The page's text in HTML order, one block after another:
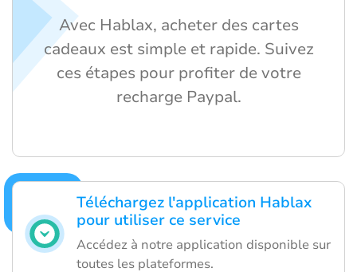
Téléchargez l'application Hablax
pour utiliser ce service
Accédez à notre application disponible sur
toutes les plateformes.
Avec Hablax, acheter des cartes
cadeaux est simple et rapide. Suivez
ces étapes pour profiter de votre
recharge Paypal.